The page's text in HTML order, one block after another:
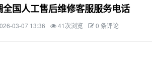
国人工售后维修客服服务电话
03-07 13:36 41次浏览 0 条评论